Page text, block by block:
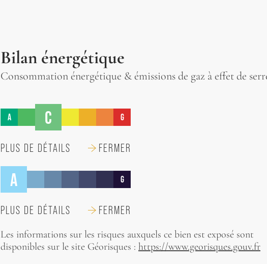
Bilan énergétique
Consommation énergétique & émissions de gaz à effet de
A C G
PLUS DE DÉTAILS FERMER
A G
PLUS DE DÉTAILS FERMER
Les informations sur les risques auxquels ce bien est exposé sont
disponibles sur le site Géorisques : https://www.georisques.gouv.fr